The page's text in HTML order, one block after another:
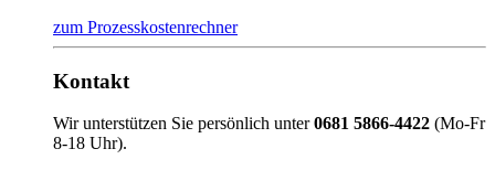
zum Prozesskostenrechner
Kontakt
Wir unterstützen Sie persönlich unter0681 5866-4422 (Mo-Fr
8-18 Uhr).